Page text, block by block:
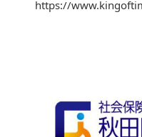
https://